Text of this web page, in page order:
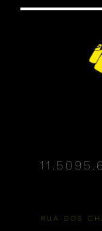
RUA DOS